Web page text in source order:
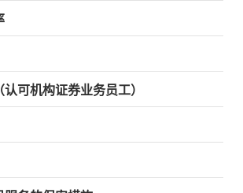
可机构证券业务员工）